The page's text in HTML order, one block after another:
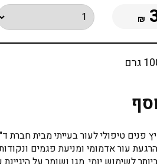
₪
פנים טיפולי לעור בעייתי מבית חברת
עור אדמומי ומניעת פגמים